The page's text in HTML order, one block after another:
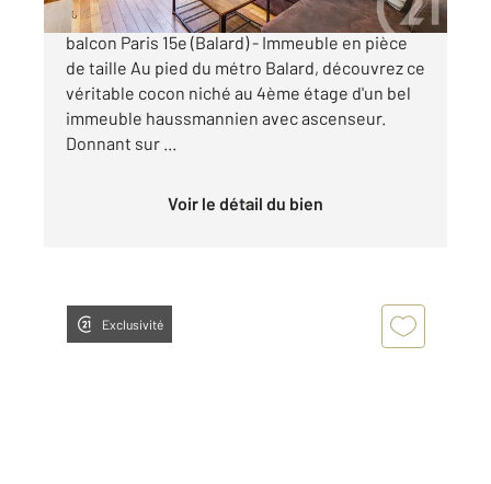
Rare - Calme Absolu - 2 pièces de 44 m² avec
balcon Paris 15e (Balard) - Immeuble en pièce
de taille Au pied du métro Balard, découvrez ce
véritable cocon niché au 4ème étage d'un bel
immeuble haussmannien avec ascenseur.
Donnant sur ...
Voir le détail du bien
Exclusivité